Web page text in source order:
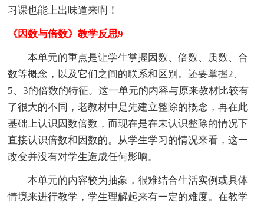
习课也能上出味道来啊！
《因数与倍数》教学反思9
本单元的重点是让学生掌握因数、倍数、质数、合
数等概念，以及它们之间的联系和区别。还要掌握2、
5、3的倍数的特征。这一单元的内容与原来教材比较有
了很大的不同，老教材中是先建立整除的概念，再在此
基础上认识因数倍数，而现在是在未认识整除的情况下
直接认识倍数和因数的。从学生学习的情况来看，这一
改变并没有对学生造成任何影响。
本单元的内容较为抽象，很难结合生活实例或具体
情境来进行教学，学生理解起来有一定的难度。在教学